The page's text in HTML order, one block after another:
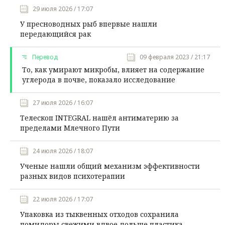
29 июля 2026 / 17:07
У пресноводных рыб впервые нашли
передающийся рак
Перевод 09 февраля 2023 / 21:17
То, как умирают микробы, влияет на содержание
углерода в почве, показало исследование
27 июля 2026 / 16:07
Телескоп INTEGRAL нашёл антиматерию за
пределами Млечного Пути
24 июля 2026 / 18:07
Ученые нашли общий механизм эффективности
разных видов психотерапии
22 июля 2026 / 17:07
Упаковка из тыквенных отходов сохранила